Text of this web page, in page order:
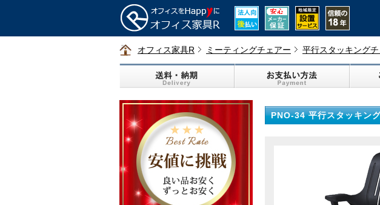
オフィス家具R ミーティングチェアー 平行スタッキング
PNO-34 平行スタッキン